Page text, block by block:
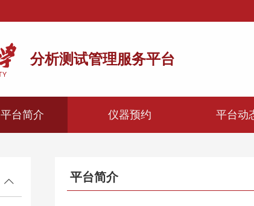
分析测试管理服务平台
平台简介 仪器预约 平台动
平台简介